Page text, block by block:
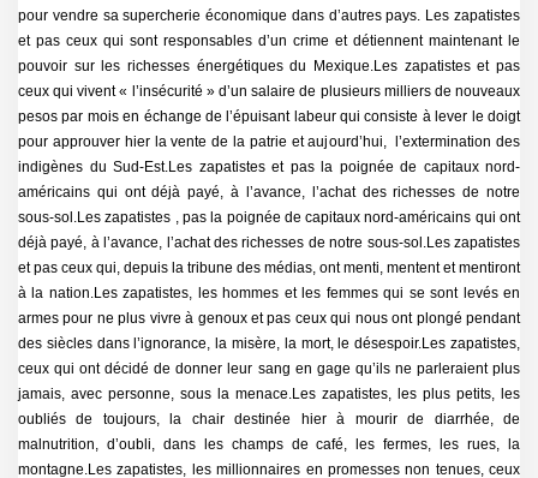
pour vendre sa supercherie économique dans d’autres pays. Les zapatistes
et pas ceux qui sont responsables d’un crime et détiennent maintenant le
pouvoir sur les richesses énergétiques du Mexique.Les zapatistes et pas
ceux qui vivent « l’insécurité » d’un salaire de plusieurs milliers de nouveaux
pesos par mois en échange de l’épuisant labeur qui consiste à lever le doigt
pour approuver hier la vente de la patrie et aujourd’hui, l’extermination des
indigènes du Sud-Est.Les zapatistes et pas la poignée de capitaux nord-
américains qui ont déjà payé, à l’avance, l’achat des richesses de notre
sous-sol.Les zapatistes , pas la poignée de capitaux nord-américains qui ont
déjà payé, à l’avance, l’achat des richesses de notre sous-sol.Les zapatistes
et pas ceux qui, depuis la tribune des médias, ont menti, mentent et mentiront
à la nation.Les zapatistes, les hommes et les femmes qui se sont levés en
armes pour ne plus vivre à genoux et pas ceux qui nous ont plongé pendant
des siècles dans l’ignorance, la misère, la mort, le désespoir.Les zapatistes,
ceux qui ont décidé de donner leur sang en gage qu’ils ne parleraient plus
jamais, avec personne, sous la menace.Les zapatistes, les plus petits, les
oubliés de toujours, la chair destinée hier à mourir de diarrhée, de
malnutrition, d’oubli, dans les champs de café, les fermes, les rues, la
montagne.Les zapatistes, les millionnaires en promesses non tenues, ceux